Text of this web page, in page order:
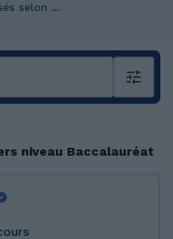
selon ...
niveau Baccalauréat